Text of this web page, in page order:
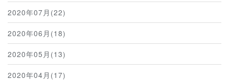
2020年07月(22)
2020年06月(18)
2020年05月(13)
2020年04月(17)